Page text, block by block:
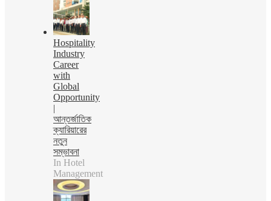
Hospitality
Industry
Career
with
Global
Opportunity
|
আন্তর্জাতিক
ক্যারিয়ারের
নতুন
সম্ভাবনা
In Hotel
Management